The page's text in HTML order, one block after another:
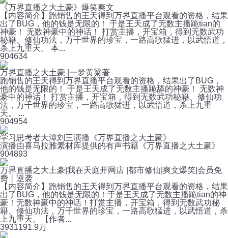
《万界直播之大土豪》爆笑爽文
【内容简介】跑销售的王天得到万界直播平台观看的资格，结果
出了BUG，他的钱是无限的！ 于是王天成了无数主播跪tian的
神豪！ 无数神豪中的神话！ 打赏主播，开宝箱，得到无数武功
秘籍、修仙功法，万千世界的珍宝，一路高歌猛进，以武悟道，
杀上九重天。 本...
904634
万界直播之大土豪 |一梦黄粱著
跑销售的王天得到万界直播平台观看的资格，结果出了BUG，
他的钱是无限的！ 于是王天成了无数主播跪舔的神豪！ 无数神
豪中的神话！ 打赏主播，开宝箱，得到无数武功秘籍、修仙功
法，万千世界的珍宝，一路高歌猛进，以武悟道，杀上九重
天。 ...
904954
学习思考者大潭刘三演播《万界直播之大土豪》
演播由喜马拉雅素材库提供的有声书籍《万界直播之大土豪》
904893
万界直播之大土豪|我在天庭开网店 |都市修仙|爽文爆笑|会员免
费丨逆袭
【内容简介】跑销售的王天得到万界直播平台观看的资格，结果
出了BUG，他的钱是无限的！于是王天成了无数主播跪tian的神
豪！无数神豪中的神话！打赏主播，开宝箱，得到无数武功秘
籍、修仙功法，万千世界的珍宝，一路高歌猛进，以武悟道，杀
上九重天。【作者...
3931191.9万